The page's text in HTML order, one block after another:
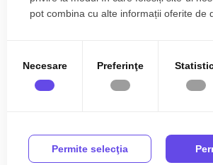
−
pot combina cu alte informații oferite de
Necesare Preferinţe
Permite selecţia